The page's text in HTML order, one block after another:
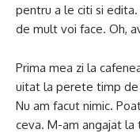
pentru a le citi si
de mult voi face. Oh,
Prima mea zi la
uitat la perete timp de
Nu am facut nimic.
ceva. M-am angajat la